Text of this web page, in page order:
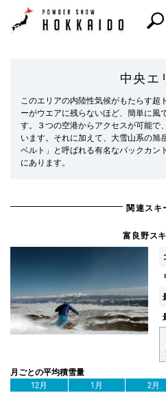
中央エ
このエリアの内陸性気候がもたらす超
ーがウエアに残らないほど、簡単に風
す。３つの空港からアクセスが可能で
います。それに加えて、大雪山系の旭
ベルト」と呼ばれる有名なバックカン
にあります。
関連スキ
富良野ス
月ごとの平均積雪量
12月
1月
2月